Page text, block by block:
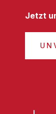
Jetzt